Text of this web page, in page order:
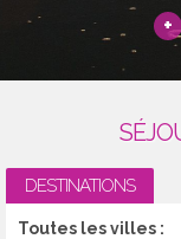
+
DESTINATIONS
Toutes les villes :